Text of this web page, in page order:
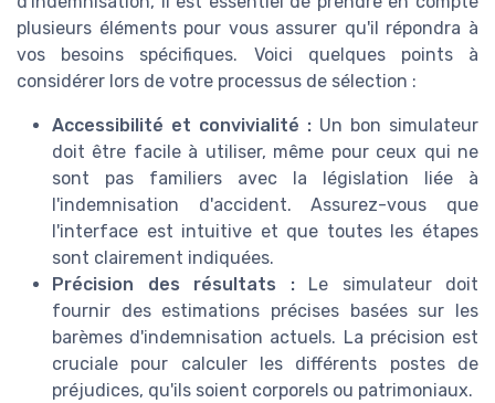
plusieurs éléments pour vous assurer qu'il répondra à
vos besoins spécifiques. Voici quelques points à
considérer lors de votre processus de sélection :
Accessibilité et convivialité : Un bon simulateur
doit être facile à utiliser, même pour ceux qui ne
sont pas familiers avec la législation liée à
l'indemnisation d'accident. Assurez-vous que
l'interface est intuitive et que toutes les étapes
sont clairement indiquées.
Précision des résultats :Le simulateur doit
fournir des estimations précises basées sur les
barèmes d'indemnisation actuels. La précision est
cruciale pour calculer les différents postes de
préjudices, qu'ils soient corporels ou patrimoniaux.